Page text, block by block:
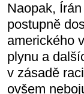
Naopak,
postupně
amerického
plynu a
v zásadě
ovšem